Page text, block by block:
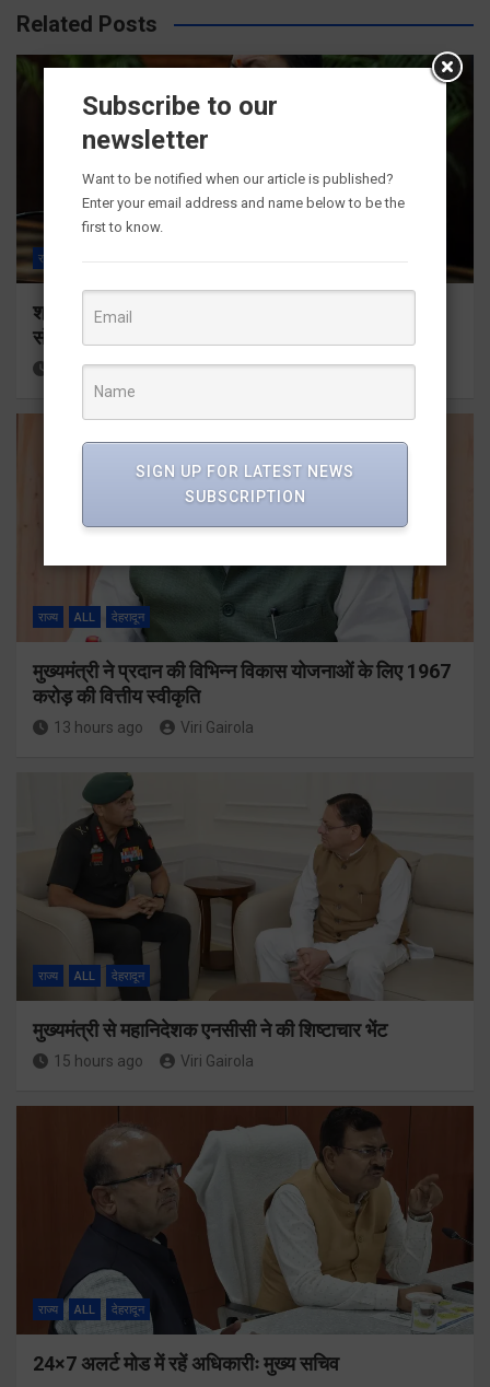
Related Posts
राज्य
श्रद्धा, सुरक्षा और सुगमता के उत्कृष्ट समन्वय से सफलतापूर्वक
संचालित हो रही कांवड़ यात्रा
13 hours ago Viri Gairola
राज्य ALL देहरादून
मुख्यमंत्री ने प्रदान की विभिन्न विकास योजनाओं के लिए 1967
करोड़ की वित्तीय स्वीकृति
13 hours ago Viri Gairola
राज्य ALL देहरादून
मुख्यमंत्री से महानिदेशक एनसीसी ने की शिष्टाचार भेंट
15 hours ago Viri Gairola
राज्य ALL देहरादून
24×7 अलर्ट मोड में रहें अधिकारीः मुख्य सचिव
Subscribe to our
newsletter
Want to be notified when our article is published?
Enter your email address and name below to be the
first to know.
SIGN UP FOR LATEST NEWS
SUBSCRIPTION